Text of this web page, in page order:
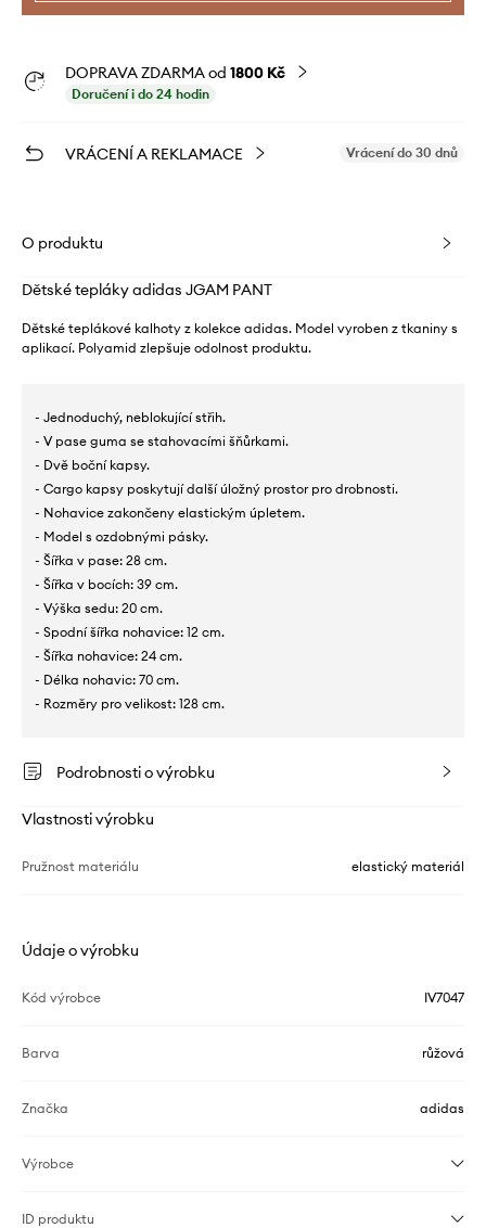
DOPRAVA ZDARMA od 1800 Kč
Doručení i do 24 hodin
VRÁCENÍ A REKLAMACE Vrácení do 30 dnů
O produktu
Dětské tepláky adidas JGAM PANT
Dětské teplákové kalhoty z kolekce adidas. Model vyroben z tkaniny s
aplikací. Polyamid zlepšuje odolnost produktu.
- Jednoduchý, neblokující střih.
- V pase guma se stahovacími šňůrkami.
- Dvě boční kapsy.
- Cargo kapsy poskytují další úložný prostor pro drobnosti.
- Nohavice zakončeny elastickým úpletem.
- Model s ozdobnými pásky.
- Šířka v pase: 28 cm.
- Šířka v bocích: 39 cm.
- Výška sedu: 20 cm.
- Spodní šířka nohavice: 12 cm.
- Šířka nohavice: 24 cm.
- Délka nohavic: 70 cm.
- Rozměry pro velikost: 128 cm.
Podrobnosti o výrobku
Vlastnosti výrobku
Pružnost materiálu elastický materiál
Údaje o výrobku
Kód výrobce IV7047
Barva růžová
Značka adidas
Výrobce
ID produktu